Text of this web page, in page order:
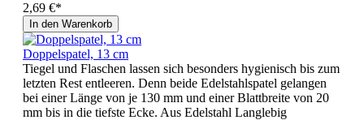
2,69 €*
In den Warenkorb
Doppelspatel, 13 cm
Tiegel und Flaschen lassen sich besonders hygienisch bis zum
letzten Rest entleeren. Denn beide Edelstahlspatel gelangen
bei einer Länge von je 130 mm und einer Blattbreite von 20
mm bis in die tiefste Ecke. Aus Edelstahl Langlebig